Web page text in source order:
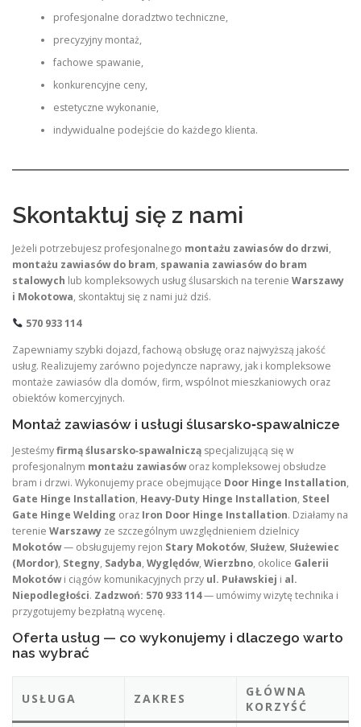
profesjonalne doradztwo techniczne,
precyzyjny montaż,
fachowe spawanie,
konkurencyjne ceny,
estetyczne wykonanie,
indywidualne podejście do każdego klienta.
Skontaktuj się z nami
Jeżeli potrzebujesz profesjonalnego montażu zawiasów do drzwi,
montażu zawiasów do bram, spawania zawiasów do bram
stalowych lub kompleksowych usług ślusarskich na terenie Warszawy
i Mokotowa, skontaktuj się z nami już dziś.
570 933 114
Zapewniamy szybki dojazd, fachową obsługę oraz najwyższą jakość
usług. Realizujemy zarówno pojedyncze naprawy, jak i kompleksowe
montaże zawiasów dla domów, firm, wspólnot mieszkaniowych oraz
obiektów komercyjnych.
Montaż zawiasów i usługi ślusarsko‑spawalnicze
Jesteśmyfirmą ślusarsko‑spawalniczą specjalizującą się w
profesjonalnym montażu zawiasóworaz kompleksowej obsłudze
bram i drzwi. Wykonujemy prace obejmujące Door Hinge Installation,
Gate Hinge Installation, Heavy‑Duty Hinge Installation, Steel
Gate Hinge Welding oraz Iron Door Hinge Installation. Działamy na
terenie Warszawy ze szczególnym uwzględnieniem dzielnicy
Mokotów— obsługujemy rejon Stary Mokotów, Służew, Służewiec
(Mordor), Stegny, Sadyba, Wyględów, Wierzbno, okolice Galerii
Mokotówi ciągów komunikacyjnych przy ul. Puławskiej i al.
Niepodległości. Zadzwoń: 570 933 114— umówimy wizytę technika i
przygotujemy bezpłatną wycenę.
Oferta usług — co wykonujemy i dlaczego warto
nas wybrać
USŁUGA ZAKRES
GŁÓWNA
KORZYŚĆ